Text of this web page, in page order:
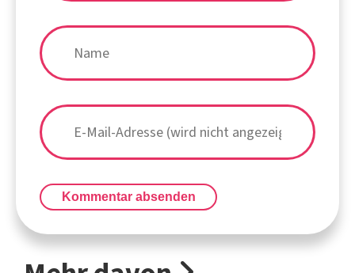
Kommentar absenden